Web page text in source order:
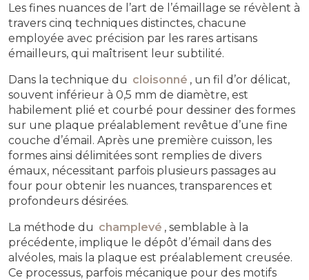
Les fines nuances de l’art de l’émaillage se révèlent à
travers cinq techniques distinctes, chacune
employée avec précision par les rares artisans
émailleurs, qui maîtrisent leur subtilité.
Dans la technique du cloisonné , un fil d’or délicat,
souvent inférieur à 0,5 mm de diamètre, est
habilement plié et courbé pour dessiner des formes
sur une plaque préalablement revêtue d’une fine
couche d’émail. Après une première cuisson, les
formes ainsi délimitées sont remplies de divers
émaux, nécessitant parfois plusieurs passages au
four pour obtenir les nuances, transparences et
profondeurs désirées.
La méthode du champlevé , semblable à la
précédente, implique le dépôt d’émail dans des
alvéoles, mais la plaque est préalablement creusée.
Ce processus, parfois mécanique pour des motifs